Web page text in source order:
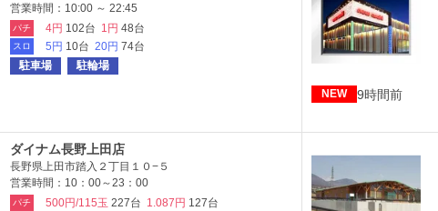
営業時間：10:00 ～ 22:45
パチ 4円 102台 1円 48台
スロ 5円 10台 20円 74台
駐車場
駐輪場
NEW 9時間前
ダイナム長野上田店
長野県上田市踏入２丁目１０−５
営業時間：10：00～23：00
パチ 500円/115玉 227台 1.087円 127台